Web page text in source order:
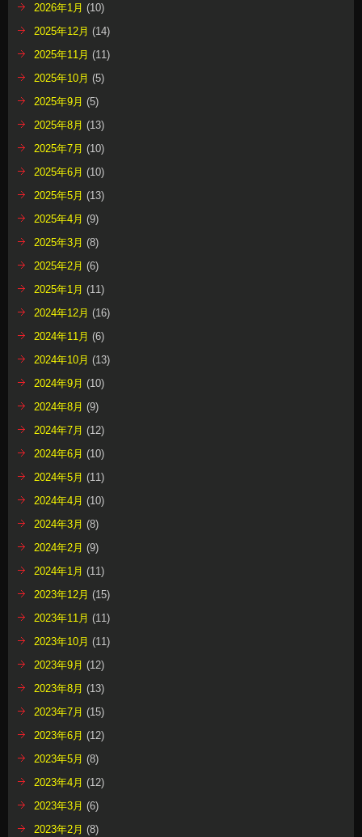
2026年1月 (10)
2025年12月 (14)
2025年11月 (11)
2025年10月 (5)
2025年9月 (5)
2025年8月 (13)
2025年7月 (10)
2025年6月 (10)
2025年5月 (13)
2025年4月 (9)
2025年3月 (8)
2025年2月 (6)
2025年1月 (11)
2024年12月 (16)
2024年11月 (6)
2024年10月 (13)
2024年9月 (10)
2024年8月 (9)
2024年7月 (12)
2024年6月 (10)
2024年5月 (11)
2024年4月 (10)
2024年3月 (8)
2024年2月 (9)
2024年1月 (11)
2023年12月 (15)
2023年11月 (11)
2023年10月 (11)
2023年9月 (12)
2023年8月 (13)
2023年7月 (15)
2023年6月 (12)
2023年5月 (8)
2023年4月 (12)
2023年3月 (6)
2023年2月 (8)